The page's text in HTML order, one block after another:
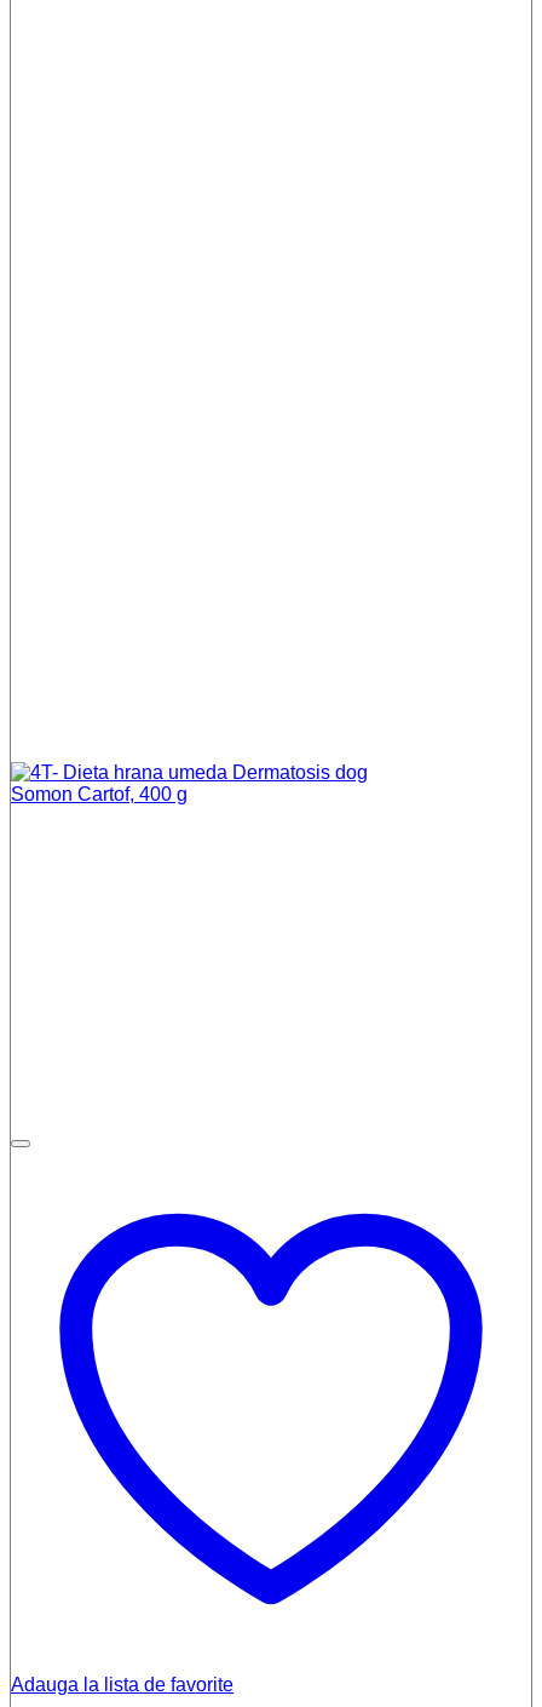
Adauga la lista de favorite